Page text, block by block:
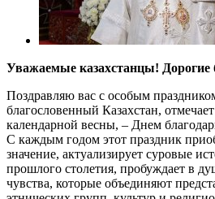
Уважаемые казахстанцы! Дорогие
Поздравляю вас с особым
благословенный Казахстан,
календарной весны, – Днем
С каждым годом этот праздник
значение, актуализирует суровые
прошлого столетия, пробуждает в
чувства, которые объединяют